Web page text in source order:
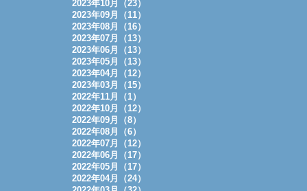
2023年10月（23）
2023年09月（11）
2023年08月（16）
2023年07月（13）
2023年06月（13）
2023年05月（13）
2023年04月（12）
2023年03月（15）
2022年11月（1）
2022年10月（12）
2022年09月（8）
2022年08月（6）
2022年07月（12）
2022年06月（17）
2022年05月（17）
2022年04月（24）